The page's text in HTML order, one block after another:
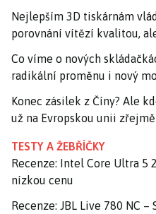
Nejlepším 3D tiskárnám
porovnání vítězí kvalitou,
Co víme o nových
radikální proměnu i nový
Konec zásilek z Číny? Ale
už na Evropskou unii
TESTY A ŽEBŘÍČKY
Recenze: Intel Core Ultra 5
nízkou cenu
Recenze: JBL Live 780 NC